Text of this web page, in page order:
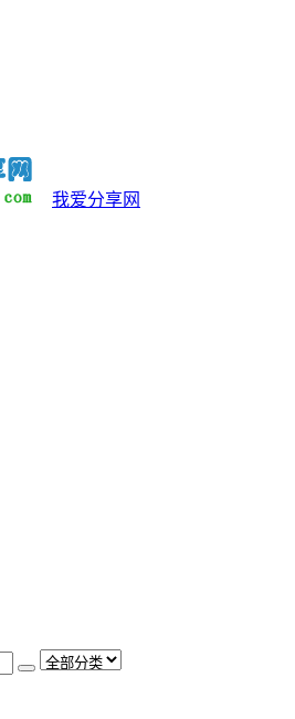
我爱分享网